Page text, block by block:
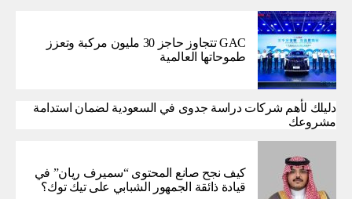
GAC تتجاوز حاجز 30 مليون مركبة وتعزز
طموحاتها العالمية
دليلك لأهم شركات دراسة جدوى في السعودية لضمان استدامة
مشروعك
كيف نجح صانع المحتوى “سميرف ريان” في
قيادة ذائقة الجمهور الشبابي على تيك توك؟